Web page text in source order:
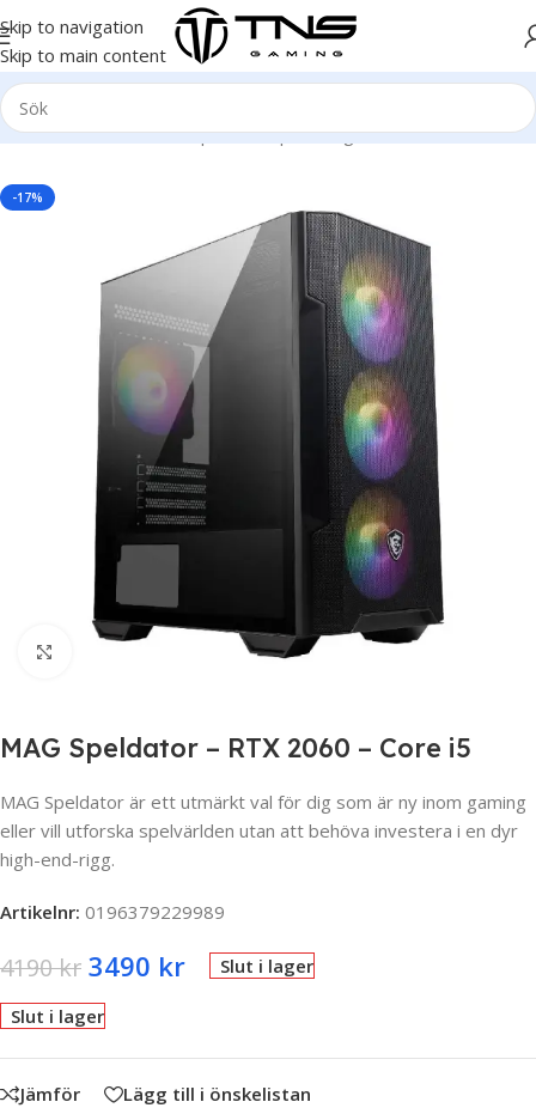
Skip to navigation
Skip to main content
Hem/Stationär dator/Speldator | Gamingdator/Bronze klass
-17%
MAG Speldator – RTX 2060 – Core i5
MAG Speldator är ett utmärkt val för dig som är ny inom gaming
eller vill utforska spelvärlden utan att behöva investera i en dyr
high-end-rigg.
Artikelnr: 0196379229989
4190kr 3490 kr Slut i lager
Slut i lager
Jämför Lägg till i önskelistan